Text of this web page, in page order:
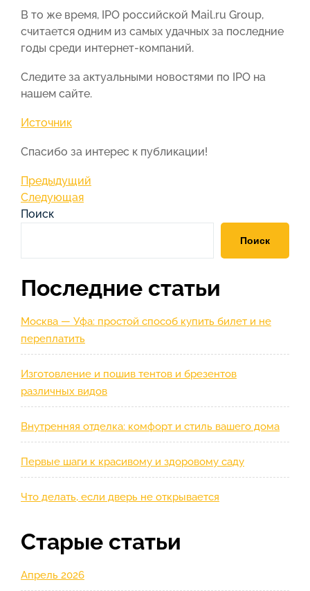
В то же время, IPO российской Mail.ru Group,
считается одним из самых удачных за последние
годы среди интернет-компаний.
Следите за актуальными новостями по IPO на
нашем сайте.
Источник
Спасибо за интерес к публикации!
Навигация
по
Предыдущая
запись
Предыдущий
Следующая
запись
Следующая
Поиск
Поиск
Последние статьи
Москва — Уфа: простой способ купить билет и не
переплатить
Изготовление и пошив тентов и брезентов
различных видов
Внутренняя отделка: комфорт и стиль вашего дома
Первые шаги к красивому и здоровому саду
Что делать, если дверь не открывается
Старые статьи
Апрель 2026